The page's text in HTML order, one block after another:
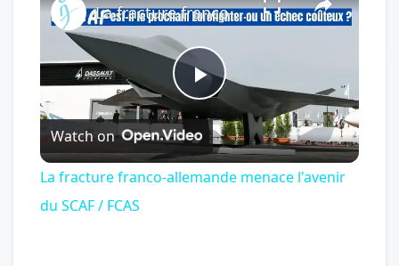
Play
Video
La fracture franco-allemande menace l'avenir du SCAF / FCAS
Watch on
La fracture franco-allemande menace l'avenir
du SCAF / FCAS